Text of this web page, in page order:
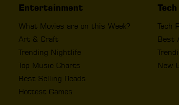
Entertainment
What Movies are on this Week?
Art & Craft
Trending Nightlife
Top Music Charts
Best Selling Reads
Hottest Games
Tech
Tech
Best
New